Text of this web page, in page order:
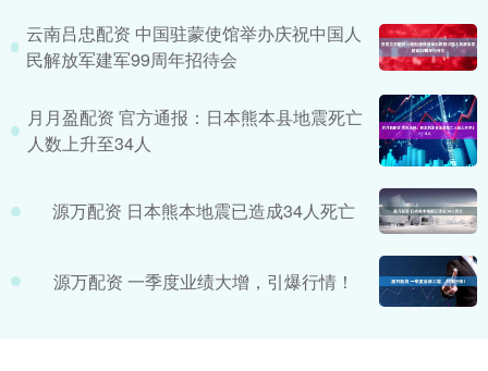
云南吕忠配资 中国驻蒙使馆举办庆祝中国人
民解放军建军99周年招待会
月月盈配资 官方通报：日本熊本县地震死亡
人数上升至34人
源万配资 日本熊本地震已造成34人死亡
源万配资 一季度业绩大增，引爆行情！